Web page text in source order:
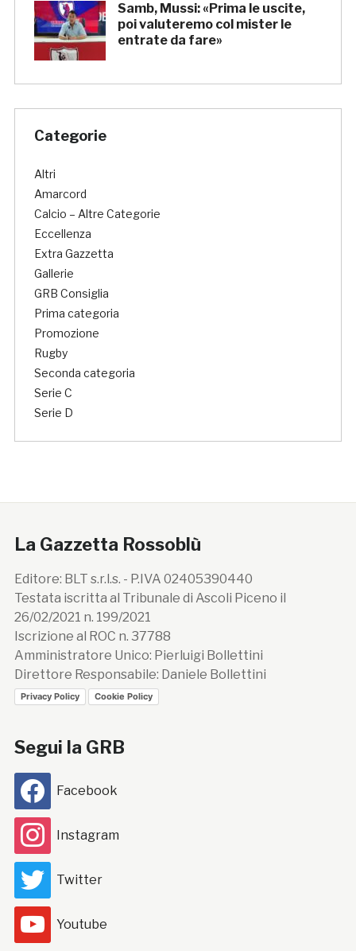
Samb, Mussi: «Prima le uscite,
poi valuteremo col mister le
entrate da fare»
Categorie
Altri
Amarcord
Calcio – Altre Categorie
Eccellenza
Extra Gazzetta
Gallerie
GRB Consiglia
Prima categoria
Promozione
Rugby
Seconda categoria
Serie C
Serie D
La Gazzetta Rossoblù
Editore: BLT s.r.l.s. - P.IVA 02405390440
Testata iscritta al Tribunale di Ascoli Piceno il
26/02/2021 n. 199/2021
Iscrizione al ROC n. 37788
Amministratore Unico: Pierluigi Bollettini
Direttore Responsabile: Daniele Bollettini
Privacy Policy Cookie Policy
Segui la GRB
Facebook
Instagram
Twitter
Youtube